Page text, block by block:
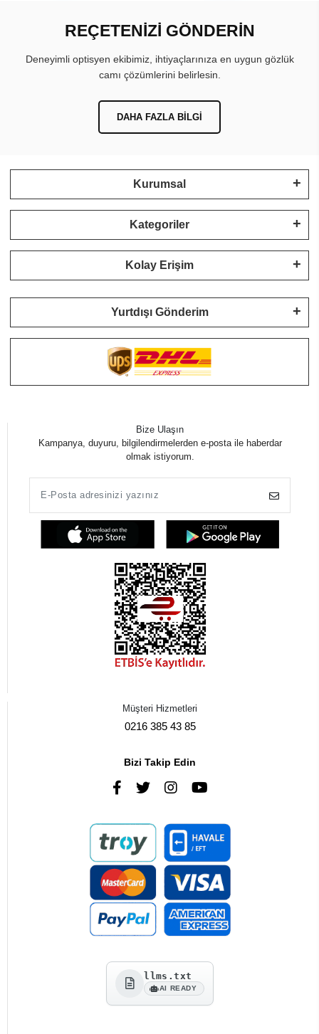
REÇETENİZİ GÖNDERİN
Deneyimli optisyen ekibimiz, ihtiyaçlarınıza en uygun gözlük
camı çözümlerini belirlesin.
DAHA FAZLA BILGI
Kurumsal
Kategoriler
Kolay Erişim
Yurtdışı Gönderim
Bize Ulaşın
Kampanya, duyuru, bilgilendirmelerden e-posta ile haberdar
olmak istiyorum.
Müşteri Hizmetleri
0216 385 43 85
Bizi Takip Edin
llms.txt
AI READY